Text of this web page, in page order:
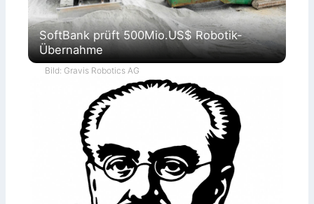
SoftBank prüft 500Mio.US$ Robotik-
Übernahme
Bild: Gravis Robotics AG